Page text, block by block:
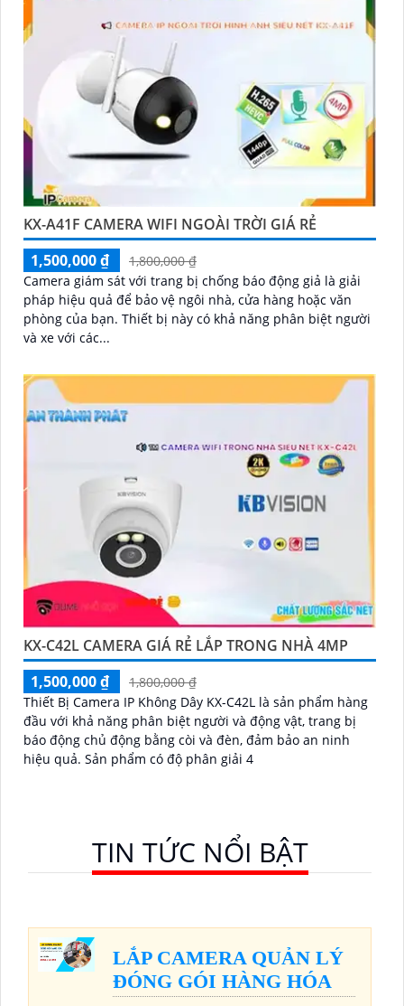
KX-A41F CAMERA WIFI NGOÀI TRỜI GIÁ RẺ
1,500,000 ₫
1,800,000 ₫
Camera giám sát với trang bị chống báo động giả là giải
pháp hiệu quả để bảo vệ ngôi nhà, cửa hàng hoặc văn
phòng của bạn. Thiết bị này có khả năng phân biệt người
và xe với các...
KX-C42L CAMERA GIÁ RẺ LẮP TRONG NHÀ 4MP
1,500,000 ₫
1,800,000 ₫
Thiết Bị Camera IP Không Dây KX-C42L là sản phẩm hàng
đầu với khả năng phân biệt người và động vật, trang bị
báo động chủ động bằng còi và đèn, đảm bảo an ninh
hiệu quả. Sản phẩm có độ phân giải 4
TIN TỨC NỔI BẬT
LẮP CAMERA QUẢN LÝ
ĐÓNG GÓI HÀNG HÓA